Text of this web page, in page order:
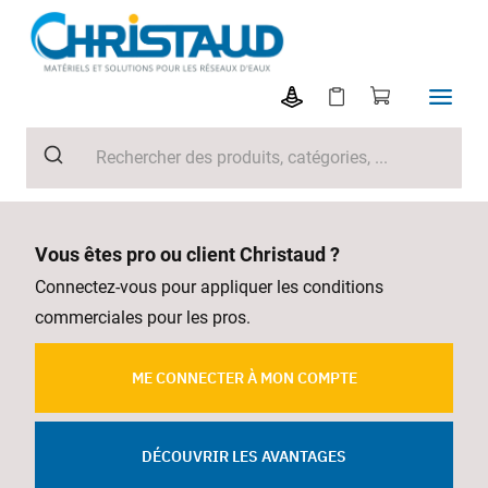
Vous êtes pro ou client Christaud ?
Connectez-vous pour appliquer les conditions
commerciales pour les pros.
ME CONNECTER À MON COMPTE
DÉCOUVRIR LES AVANTAGES